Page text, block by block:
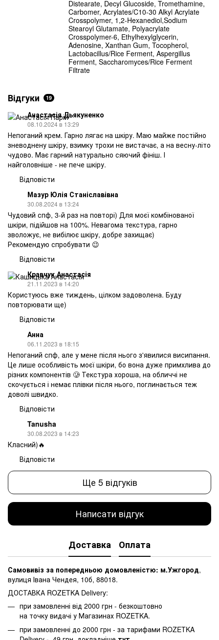
Distearate, Decyl Glucoside, Tromethamine,
Carbomer, Acrylates/C10-30 Alkyl Acrylate
Crosspolymer, 1,2-Hexanediol,Sodium
Stearoyl Glutamate, Polyacrylate
Crosspolymer-6, Ethylhexylglycerin,
Adenosine, Xanthan Gum, Tocopherol,
Lactobacillus/Rice Ferment, Aspergillus
Ferment, Saccharomyces/Rice Ferment
Filtrate
Відгуки 19
Анастасія Дьякуненко
08.10.2024 в 13:29
Непоганий крем. Гарно лягає на шкіру. Маю майже постійно
зневоднену шкіру, взимку трохи не вистачає, а на весну-літо
чудово. Має гарний натурально сяючий фініш. І
найголовніше - не пече шкіру.
Відповісти
Мазур Юлія Станіславівна
30.08.2024 в 13:24
Чудовий спф, 3-й раз на повторі) Для моєї комбінованої
шкіри, підійшов на 100%. Невагома текстура, гарно
зволожує, не вибілює шкіру, добре захищає)
Рекомендую спробувати 😉
Відповісти
Кравчук Анастасія
21.11.2023 в 14:20
Користуюсь вже тиждень, цілком задоволена. Буду
повторювати ще)
Відповісти
Анна
06.11.2023 в 18:15
Непоганий спф, але у мене після нього з'явилися висипання.
Це лише особливість моєї шкіри, бо вона дуже примхлива до
різних компонентів 🥲 Текстура хороша, на обличчі не
скочується і немає плівки після нього, поглинається теж
доволі швидко.
Відповісти
Tanusha
30.08.2023 в 14:23
Класний)🔥
Відповісти
Ще 5 відгуків
Написати відгук
Доставка Оплата
Самовивіз за попередньою домовленістю: м.Ужгород,
вулиця Івана Чендея, 10б, 88018.
ДОСТАВКА ROZETKA Delivery:
при замовленні від 2000 грн - безкоштовно
на точку видачі у Магазинах ROZETKA.
при замовленні до 2000 грн - за тарифами ROZETKA